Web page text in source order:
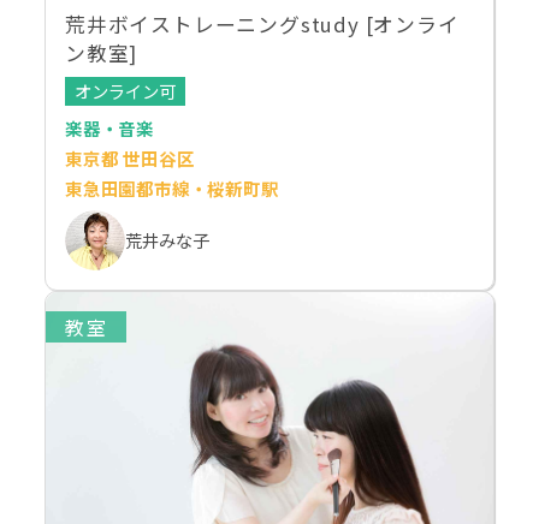
荒井ボイストレーニングstudy [オンライ
ン教室]
オンライン可
楽器・音楽
東京都 世田谷区
東急田園都市線・桜新町駅
荒井みな子
教室